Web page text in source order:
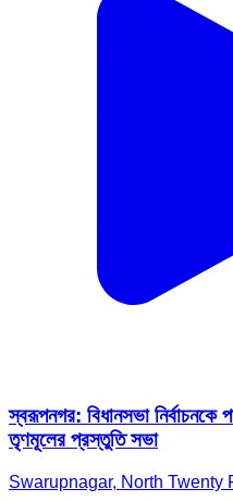
স্বরূপনগর: বিধানসভা নির্বাচনকে
তৃণমূলের প্রস্তুতি সভা
Swarupnagar, North Twenty